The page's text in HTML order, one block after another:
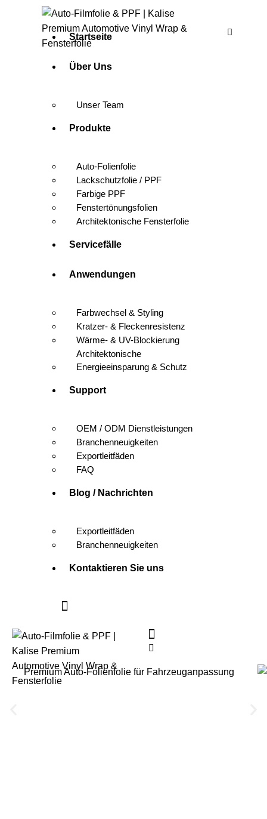
Startseite
Über Uns
Unser Team
Produkte
Auto-Folienfolie
Lackschutzfolie / PPF
Farbige PPF
Fenstertönungsfolien
Architektonische Fensterfolie
Servicefälle
Anwendungen
Farbwechsel & Styling
Kratzer- & Fleckenresistenz
Wärme- & UV-Blockierung
Architektonische
Energieeinsparung & Schutz
Support
OEM / ODM Dienstleistungen
Branchenneuigkeiten
Exportleitfäden
FAQ
Blog / Nachrichten
Exportleitfäden
Branchenneuigkeiten
Kontaktieren Sie uns